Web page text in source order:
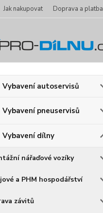
Jak nakupovat Doprava a platba
Vybavení autoservisů
Vybavení pneuservisů
Vybavení dílny
nářaďové vozíky
a PHM hospodářství
závitů